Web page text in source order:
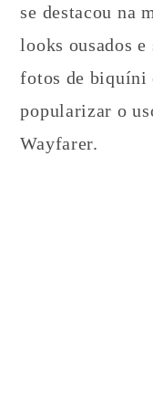
se destacou na
looks ousados e
fotos de biquíni
popularizar o
Wayfarer.